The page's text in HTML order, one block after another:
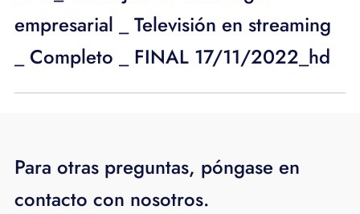
empresarial _ Televisión en streaming
_ Completo _ FINAL 17/11/2022_hd
Para otras preguntas, póngase en
contacto con nosotros.